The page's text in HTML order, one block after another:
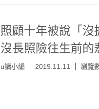
照顧十年被說「
沒長照險往生前的
u讀小編 2019.11.11 瀏覽